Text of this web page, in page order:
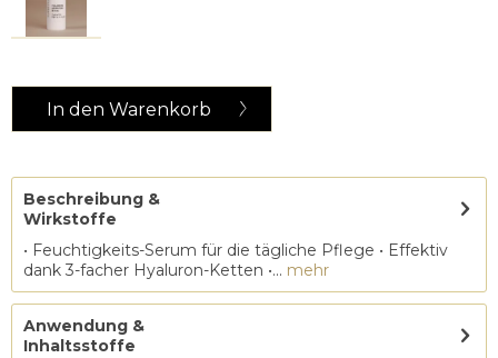
In den Warenkorb
Beschreibung &
Wirkstoffe
• Feuchtigkeits-Serum für die tägliche Pflege • Effektiv
dank 3-facher Hyaluron-Ketten •... mehr
Anwendung &
Inhaltsstoffe